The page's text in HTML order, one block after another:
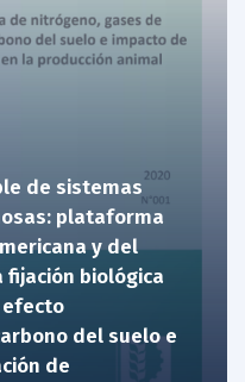
de sistemas
plataforma
y del
fijación biológica
efecto
del suelo e
de